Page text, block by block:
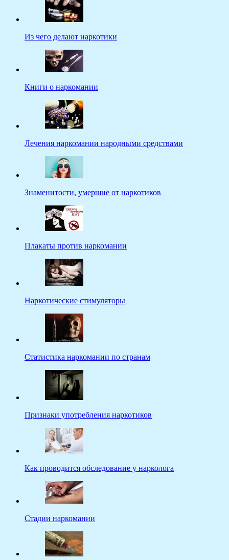
Из чего делают наркотики
Книги о наркомании
Лечения наркомании народными средствами
Знаменитости, умершие от наркотиков
Плакаты против наркомании
Наркотические стимуляторы
Статистика наркомании по странам
Признаки употребления наркотиков
Как проводится обследование у нарколога
Стадии наркомании